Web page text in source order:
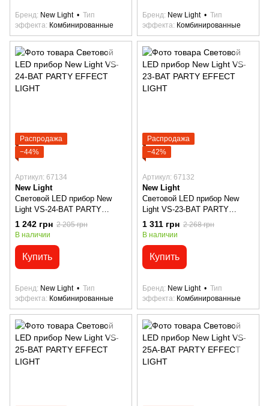
Бренд New Light
Тип
эффекта Комбинированные
Бренд New Light
Тип
эффекта Комбинированные
Распродажа
−44%
Артикул: 67134
New Light
Световой LED прибор New
Light VS-24-BAT PARTY
EFFECT LIGHT
1 242 грн 2 205 грн
В наличии
Купить
Бренд New Light
Тип
эффекта Комбинированные
Распродажа
−42%
Артикул: 67132
New Light
Световой LED прибор New
Light VS-23-BAT PARTY
EFFECT LIGHT
1 311 грн 2 268 грн
В наличии
Купить
Бренд New Light
Тип
эффекта Комбинированные